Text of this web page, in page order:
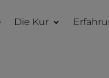
Die Kur